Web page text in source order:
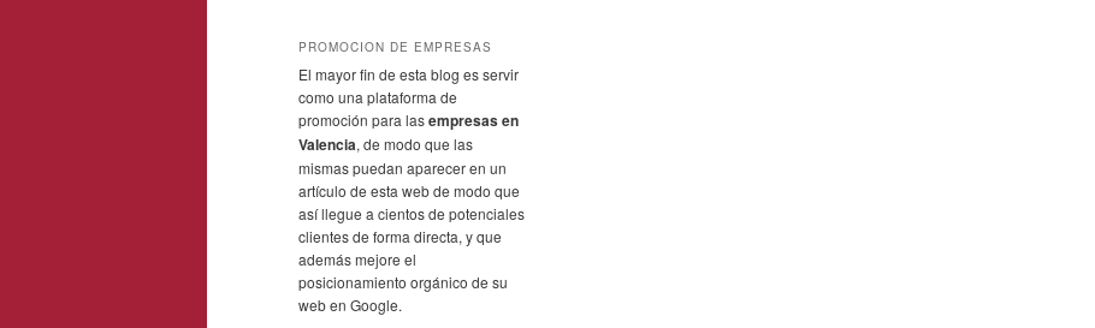
PROMOCION DE EMPRESAS
El mayor fin de esta blog es servir
como una plataforma de
promoción para lasempresas en
Valencia, de modo que las
mismas puedan aparecer en un
artículo de esta web de modo que
así llegue a cientos de potenciales
clientes de forma directa, y que
además mejore el
posicionamiento orgánico de su
web en Google.